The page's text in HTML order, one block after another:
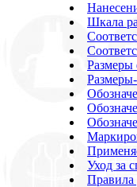
Шкала
Размеры
Уход за
Правила